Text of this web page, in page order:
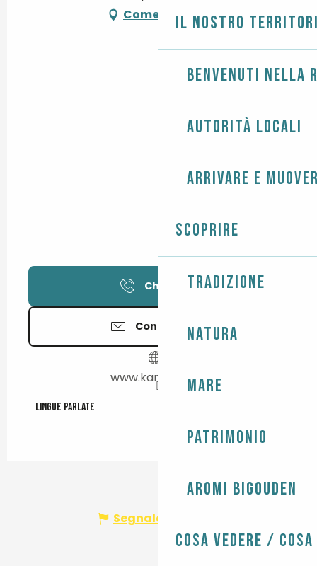
Il nostro
Benvenuti nella
Autorità locali
Arrivare e
Scoprire
Tradizione
Natura
Mare
Patrimonio
Aromi Bigouden
Cosa vedere /
Come arrivare
Chiamare
Contattateci
www.kanarmor.fr
Lingue parlate
Lingue parlate
Segnala un errore